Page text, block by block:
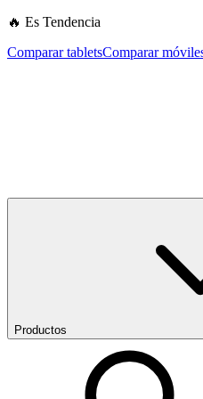
🔥 Es Tendencia
Comparar tabletsComparar
Productos